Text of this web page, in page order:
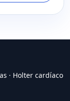
· Holter cardíaco